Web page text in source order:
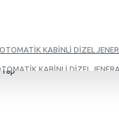
KABİNLİ DİZEL
KABİNLİ DİZEL
KABİNLİ DİZEL